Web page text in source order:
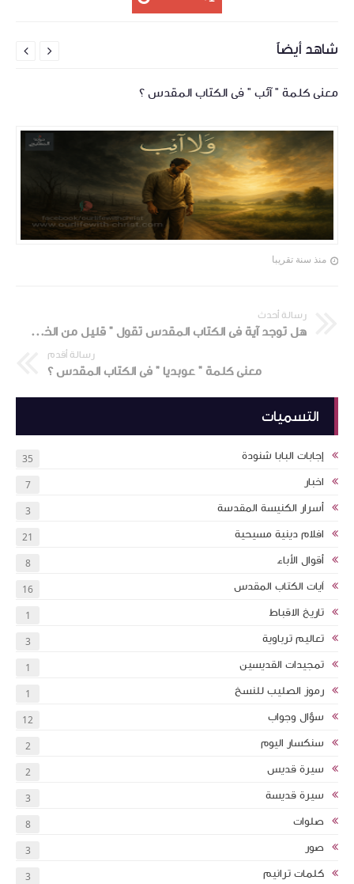
شاهد أيضاً
معنى كلمة " آئب " فى الكتاب المقدس ؟
منذ سنة تقريبا


رسالة أحدث
هل توجد آية فى الكتاب المقدس تقول " قليل من الخمر يصلح المعدة " ؟ وهل الآية تشجع على شرب الخمر ؟
رسالة أقدم
معنى كلمة " عوبديا " فى الكتاب المقدس ؟
التسميات
إجابات البابا شنودة 35
اخبار 7
أسرار الكنيسة المقدسة 3
افلام دينية مسيحية 21
أقوال الأباء 8
اَيات الكتاب المقدس 16
تاريخ الاقباط 1
تعاليم ترباوية 3
تمجيدات القديسين 1
رموز الصليب للنسخ 1
سؤال وجواب 12
سنكسار اليوم 2
سيرة قديس 2
سيرة قديسة 3
صلوات 8
صور 3
كلمات ترانيم 3